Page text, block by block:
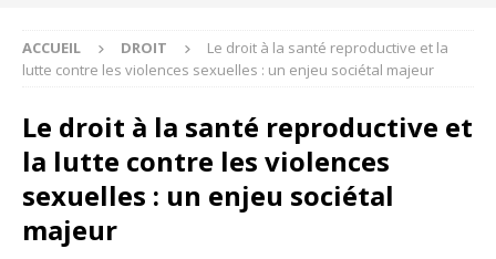
ACCUEIL DROIT
Le droit à la santé reproductive et la
lutte contre les violences sexuelles : un enjeu sociétal majeur
Le droit à la santé reproductive et
la lutte contre les violences
sexuelles : un enjeu sociétal
majeur